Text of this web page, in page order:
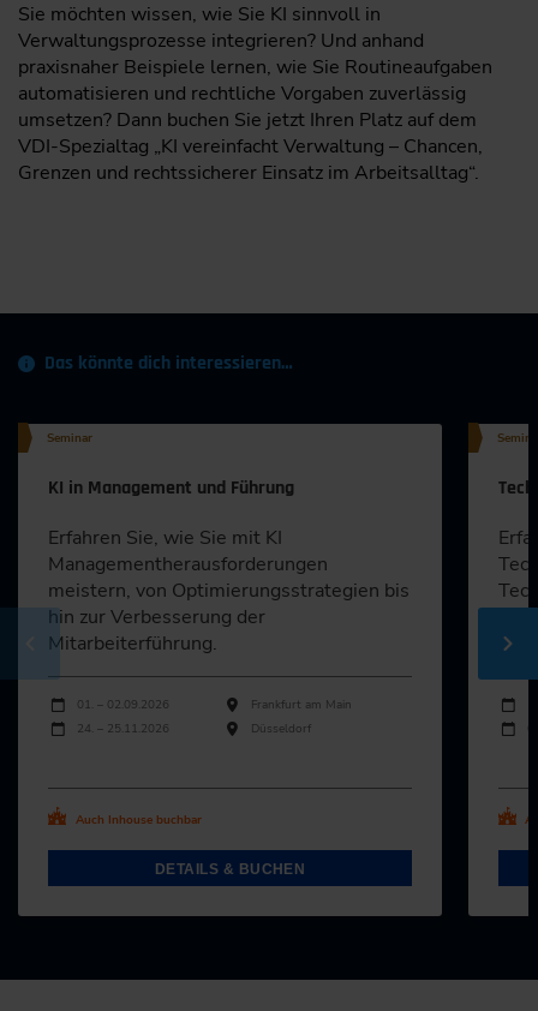
Sie möchten wissen, wie Sie KI sinnvoll in
Verwaltungsprozesse integrieren? Und anhand
praxisnaher Beispiele lernen, wie Sie Routineaufgaben
automatisieren und rechtliche Vorgaben zuverlässig
umsetzen? Dann buchen Sie jetzt Ihren Platz auf dem
VDI-Spezialtag „KI vereinfacht Verwaltung – Chancen,
Grenzen und rechtssicherer Einsatz im Arbeitsalltag“.
Das könnte dich interessieren…
Seminar
KI in Management und Führung
Erfahren Sie, wie Sie mit KI
Managementherausforderungen
meistern, von Optimierungsstrategien bis
hin zur Verbesserung der
Mitarbeiterführung.
Durchführungen
Veranstaltungsdatum Veranstaltungsort
01. – 02.09.2026
Frankfurt am Main
24. – 25.11.2026
Düsseldorf
Auch Inhouse buchbar
DETAILS & BUCHEN